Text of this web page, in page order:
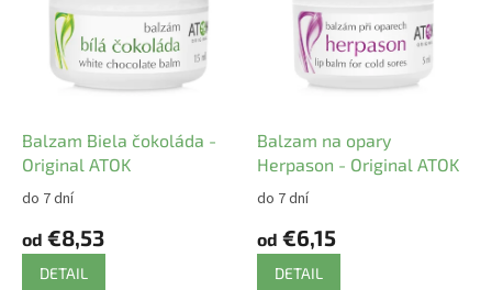
Balzam Biela čokoláda -
Original ATOK
do 7 dní
od €8,53
DETAIL
Balzam na opary
Herpason - Original ATOK
do 7 dní
od €6,15
DETAIL